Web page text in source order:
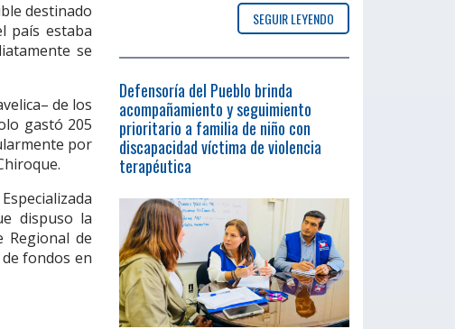
destinado
país estaba
se
de los
gastó 205
por
dispuso la
Regional de
fondos en
SEGUIR LEYENDO
Defensoría del Pueblo brinda
acompañamiento y seguimiento
prioritario a familia de niño con
discapacidad víctima de violencia
terapéutica